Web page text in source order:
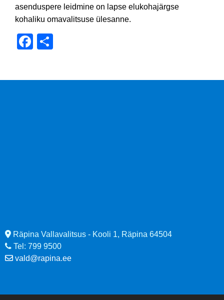
asenduspere leidmine on lapse elukohajärgse
kohaliku omavalitsuse ülesanne.
Facebook
Räpina Vallavalitsus - Kooli 1, Räpina 64504
Tel: 799 9500
vald@rapina.ee